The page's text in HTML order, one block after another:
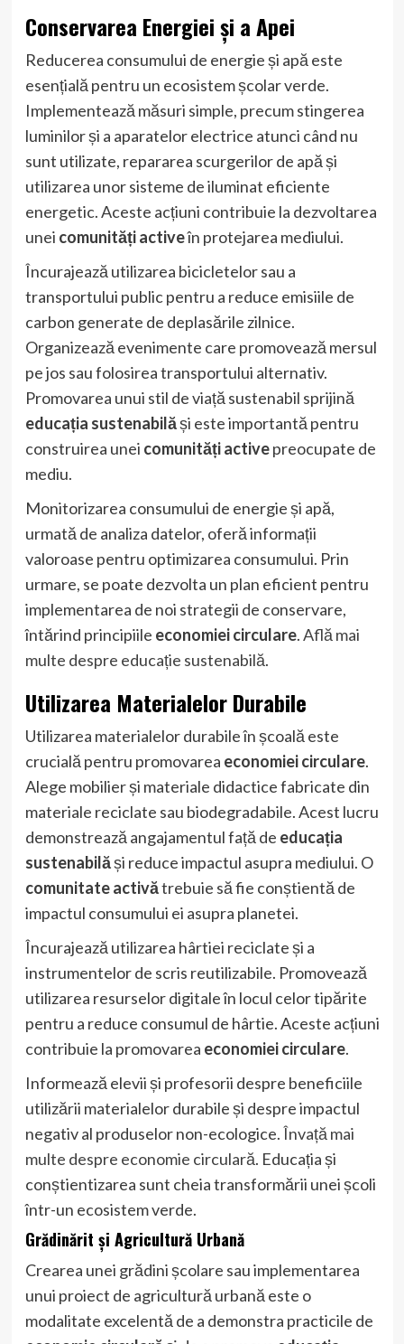
Conservarea Energiei și a Apei
Reducerea consumului de energie și apă este
esențială pentru un ecosistem școlar verde.
Implementează măsuri simple, precum stingerea
luminilor și a aparatelor electrice atunci când nu
sunt utilizate, repararea scurgerilor de apă și
utilizarea unor sisteme de iluminat eficiente
energetic. Aceste acțiuni contribuie la dezvoltarea
unei comunități activeîn protejarea mediului.
Încurajează utilizarea bicicletelor sau a
transportului public pentru a reduce emisiile de
carbon generate de deplasările zilnice.
Organizează evenimente care promovează mersul
pe jos sau folosirea transportului alternativ.
Promovarea unui stil de viață sustenabil sprijină
educația sustenabilăși este importantă pentru
construirea unei comunități activepreocupate de
mediu.
Monitorizarea consumului de energie și apă,
urmată de analiza datelor, oferă informații
valoroase pentru optimizarea consumului. Prin
urmare, se poate dezvolta un plan eficient pentru
implementarea de noi strategii de conservare,
întărind principiile economiei circulare.Află mai
multe despre educație sustenabilă.
Utilizarea Materialelor Durabile
Utilizarea materialelor durabile în școală este
crucială pentru promovarea economiei circulare.
Alege mobilier și materiale didactice fabricate din
materiale reciclate sau biodegradabile. Acest lucru
demonstrează angajamentul față de educația
sustenabilăși reduce impactul asupra mediului. O
comunitate activătrebuie să fie conștientă de
impactul consumului ei asupra planetei.
Încurajează utilizarea hârtiei reciclate și a
instrumentelor de scris reutilizabile. Promovează
utilizarea resurselor digitale în locul celor tipărite
pentru a reduce consumul de hârtie. Aceste acțiuni
contribuie la promovarea economiei circulare.
Informează elevii și profesorii despre beneficiile
utilizării materialelor durabile și despre impactul
negativ al produselor non-ecologice.Învață mai
multe despre economie circulară. Educația și
conștientizarea sunt cheia transformării unei școli
într-un ecosistem verde.
Grădinărit și Agricultură Urbană
Crearea unei grădini școlare sau implementarea
unui proiect de agricultură urbană este o
modalitate excelentă de a demonstra practicile de